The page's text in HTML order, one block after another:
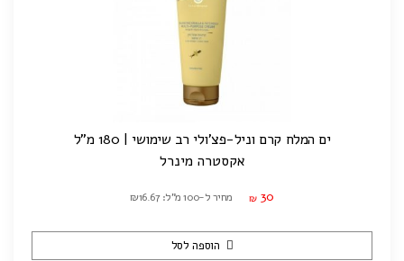
ים המלח קרם וניל-פצ'ולי רב שימושי | 180 מ"ל
אקסטרה מינרל
₪ 30 מחיר ל-100 מ"ל: ₪16.67
הוספה לסל